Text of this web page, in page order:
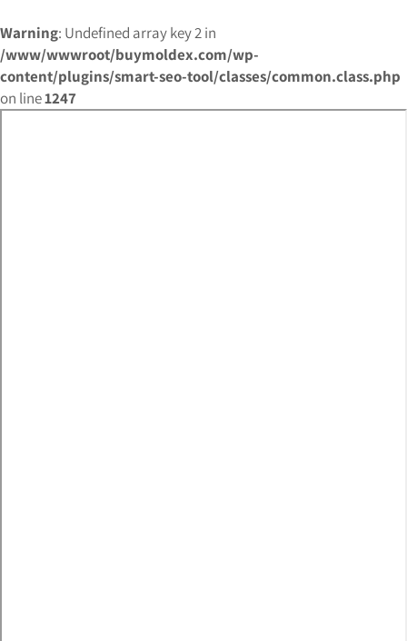
Warning: Undefined array key 2 in
/www/wwwroot/buymoldex.com/wp-
content/plugins/smart-seo-tool/classes/common.class.php
on line1247